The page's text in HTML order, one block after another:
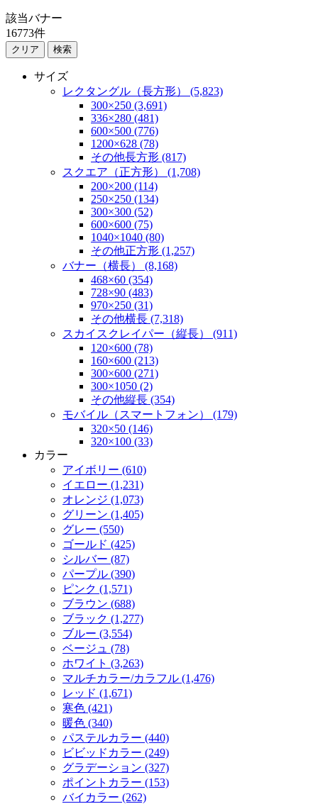
該当バナー
16773件
検索
サイズ
レクタングル（長方形） (5,823)
300×250 (3,691)
336×280 (481)
600×500 (776)
1200×628 (78)
その他長方形 (817)
スクエア（正方形） (1,708)
200×200 (114)
250×250 (134)
300×300 (52)
600×600 (75)
1040×1040 (80)
その他正方形 (1,257)
バナー（横長） (8,168)
468×60 (354)
728×90 (483)
970×250 (31)
その他横長 (7,318)
スカイスクレイパー（縦長） (911)
120×600 (78)
160×600 (213)
300×600 (271)
300×1050 (2)
その他縦長 (354)
モバイル（スマートフォン） (179)
320×50 (146)
320×100 (33)
カラー
アイボリー (610)
イエロー (1,231)
オレンジ (1,073)
グリーン (1,405)
グレー (550)
ゴールド (425)
シルバー (87)
パープル (390)
ピンク (1,571)
ブラウン (688)
ブラック (1,277)
ブルー (3,554)
ベージュ (78)
ホワイト (3,263)
マルチカラー/カラフル (1,476)
レッド (1,671)
寒色 (421)
暖色 (340)
パステルカラー (440)
ビビッドカラー (249)
グラデーション (327)
ポイントカラー (153)
バイカラー (262)